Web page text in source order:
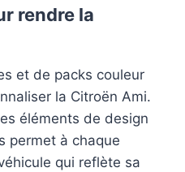
rendre la
et de packs couleur
la Citroën Ami.
éléments de design
permet à chaque
qui reflète sa